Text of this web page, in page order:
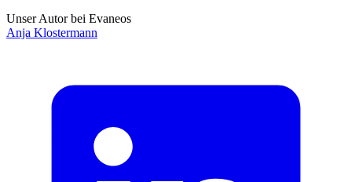
Unser Autor bei Evaneos
Anja Klostermann